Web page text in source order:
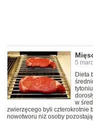
5
Dieta
w
zwierzęcego byli czterokrotnie
nowotworu niż osoby